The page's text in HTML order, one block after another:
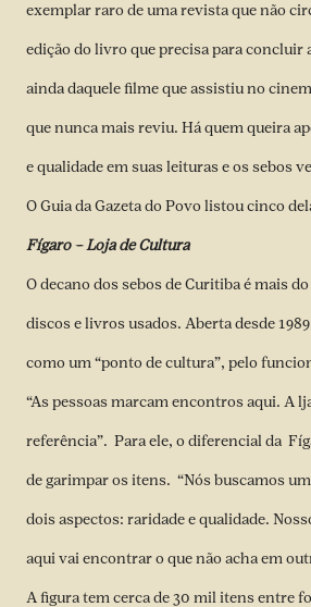
exemplar raro de uma revista que não
edição do livro que precisa para concluir
ainda daquele filme que assistiu no
que nunca mais reviu. Há quem queira
e qualidade em suas leituras e os sebos
O Guia da Gazeta do Povo listou cinco
Fígaro – Loja de Cultura
O decano dos sebos de Curitiba é mais
discos e livros usados. Aberta desde
como um “ponto de cultura”, pelo
“As pessoas marcam encontros aqui. A
referência”. Para ele, o diferencial da
de garimpar os itens. “Nós buscamos
dois aspectos: raridade e qualidade.
aqui vai encontrar o que não acha em
A figura tem cerca de 30 mil itens entre